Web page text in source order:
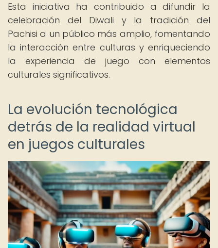
Esta iniciativa ha contribuido a difundir la
celebración del Diwali y la tradición del
Pachisi a un público más amplio, fomentando
la interacción entre culturas y enriqueciendo
la experiencia de juego con elementos
culturales significativos.
La evolución tecnológica
detrás de la realidad virtual
en juegos culturales